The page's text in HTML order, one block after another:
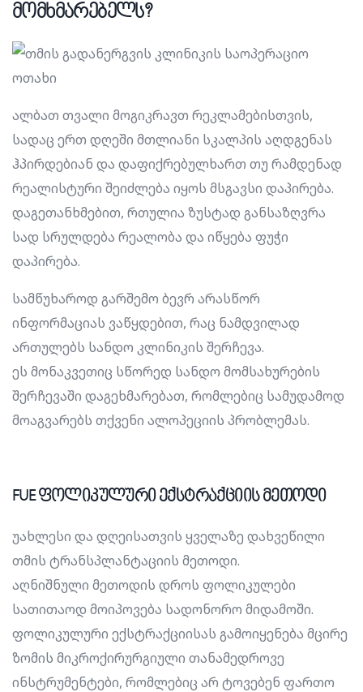
მომხმარებელს?
ალბათ თვალი მოგიკრავთ რეკლამებისთვის,
სადაც ერთ დღეში მთლიანი სკალპის აღდგენას
ჰპირდებიან და დაფიქრებულხართ თუ რამდენად
რეალისტური შეიძლება იყოს მსგავსი დაპირება.
დაგეთანხმებით, რთულია ზუსტად განსაზღვრა
სად სრულდება რეალობა და იწყება ფუჭი
დაპირება.
სამწუხაროდ გარშემო ბევრ არასწორ
ინფორმაციას ვაწყდებით, რაც ნამდვილად
ართულებს სანდო კლინიკის შერჩევა.
ეს მონაკვეთიც სწორედ სანდო მომსახურების
შერჩევაში დაგეხმარებათ, რომლებიც სამუდამოდ
მოაგვარებს თქვენი ალოპეციის პრობლემას.
FUE ფოლიკულური ექსტრაქციის მეთოდი
უახლესი და დღეისათვის ყველაზე დახვეწილი
თმის ტრანსპლანტაციის მეთოდი.
აღნიშნული მეთოდის დროს ფოლიკულები
სათითაოდ მოიპოვება სადონორო მიდამოში.
ფოლიკულური ექსტრაქციისას გამოიყენება მცირე
ზომის მიკროქირურგიული თანამედროვე
ინსტრუმენტები, რომლებიც არ ტოვებენ ფართო